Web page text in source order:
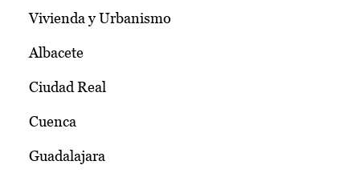
Vivienda y Urbanismo
Albacete
Ciudad Real
Cuenca
Guadalajara